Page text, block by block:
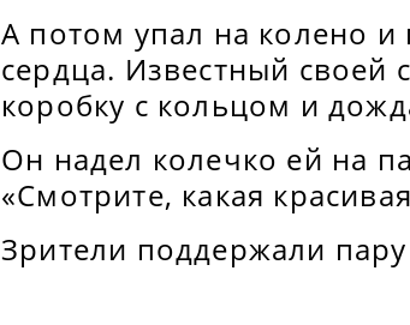
А потом упал на колено
сердца. Известный своей
коробку с кольцом и
Он надел колечко ей на
«Смотрите, какая
Зрители поддержали